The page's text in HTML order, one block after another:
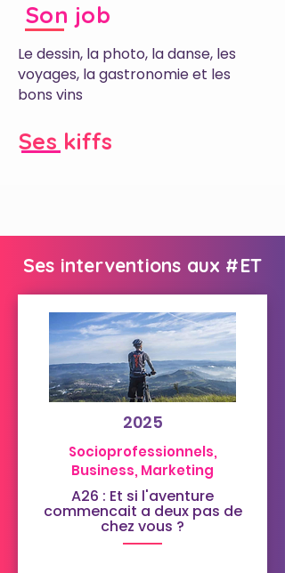
Son job
Le dessin, la photo, la danse, les
voyages, la gastronomie et les
bons vins
Ses kiffs
Ses interventions aux #ET
2025
Socioprofessionnels,
Business, Marketing
A26 : Et si l'aventure
commencait a deux pas de
chez vous ?